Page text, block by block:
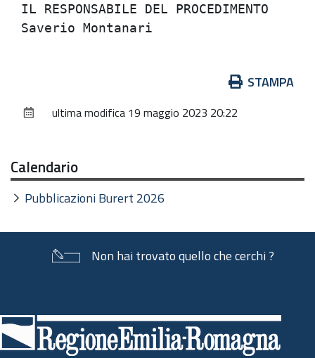
IL RESPONSABILE
documento
STAMPA
ultima modifica 19 maggio 2023 20:22
Calendario
Pubblicazioni Burert 2026
Non hai trovato quello che cerchi ?
di
pagina